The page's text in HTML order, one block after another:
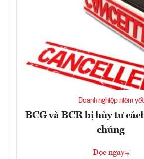
Doanh nghiệp niêm yết
BCG và BCR bị hủy tư
chúng
Đọc ngay